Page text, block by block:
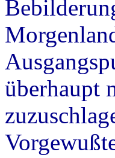
überhaupt